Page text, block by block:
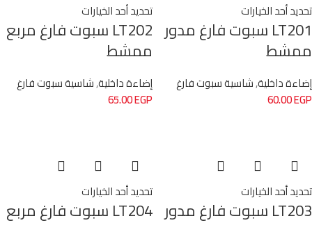
تحديد أحد الخيارات
LT201 سبوت فارغ مدور
ممشط
إضاءة داخلية,شاسية سبوت فارغ
60.00EGP
تحديد أحد الخيارات
LT202 سبوت فارغ مربع
ممشط
إضاءة داخلية,شاسية سبوت فارغ
65.00EGP
تحديد أحد الخيارات
LT203 سبوت فارغ مدور
تحديد أحد الخيارات
LT204 سبوت فارغ مربع